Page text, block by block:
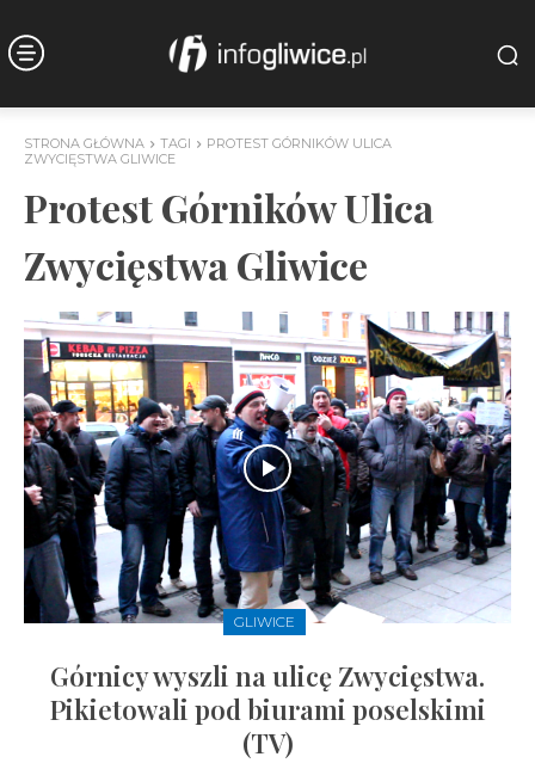
STRONA GŁÓWNA TAGI
PROTEST GÓRNIKÓW ULICA
ZWYCIĘSTWA GLIWICE
Protest Górników Ulica
Zwycięstwa Gliwice
GLIWICE
Górnicy wyszli na ulicę Zwycięstwa.
Pikietowali pod biurami poselskimi
(TV)